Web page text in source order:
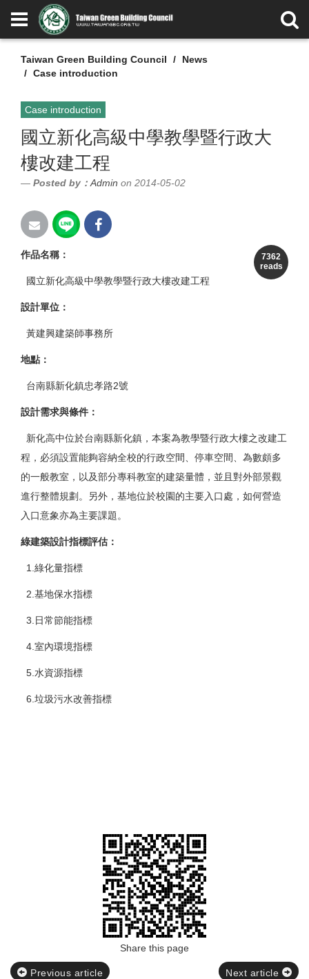
Taiwan Green Building Council
News
Case introduction
Case introduction
國立新化高級中學教學暨行政大
樓改建工程
Posted by： Admin on 2014-05-02
7362
reads
作品名稱：
國立新化高級中學教學暨行政大樓改建工程
設計單位：
黃建興建築師事務所
地點：
台南縣新化鎮忠孝路2號
設計需求與條件：
新化高中位於台南縣新化鎮，本案為教學暨行政大樓之改建工
程，必須設置能夠容納全校的行政空間、停車空間、為數頗多
的一般教室，以及部分專科教室的建築量體，並且對外部景觀
進行整體規劃。另外，基地位於校園的主要入口處，如何營造
入口意象亦為主要課題。
綠建築設計指標評估：
1.綠化量指標
2.基地保水指標
3.日常節能指標
4.室內環境指標
5.水資源指標
6.垃圾污水改善指標
Share this page
Previous article
Next article